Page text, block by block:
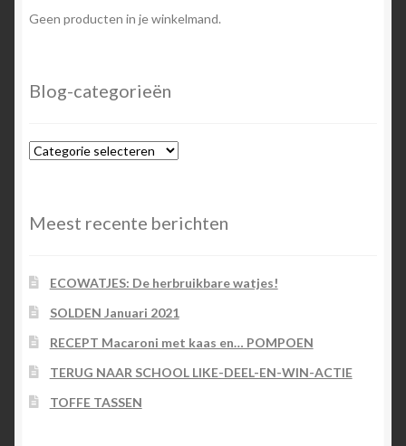
Geen producten in je winkelmand.
Blog-categorieën
Blog-
Meest recente berichten
ECOWATJES: De herbruikbare watjes!
SOLDEN Januari 2021
RECEPT Macaroni met kaas en… POMPOEN
TERUG NAAR SCHOOL LIKE-DEEL-EN-WIN-ACTIE
TOFFE TASSEN